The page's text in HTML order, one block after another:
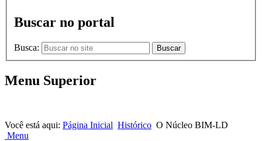
Buscar no portal
Busca: Buscar
Menu Superior
Você está aqui: Página Inicial Histórico O Núcleo BIM-LD
Menu